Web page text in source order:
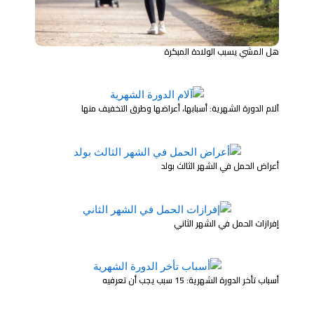
هل المشي يسبب الولادة المبكرة
آلام الدورة الشهرية: أسبابها، أعراضها وطرق التخفيف منها
أعراض الحمل في الشهر الثالث بولد
إفرازات الحمل في الشهر الثاني
أسباب تأخر الدورة الشهرية: 15 سبب يجب أن تعرفيه